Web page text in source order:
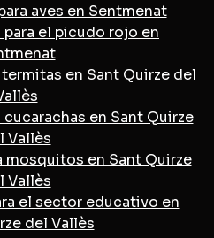
aves en Sentmenat
el picudo rojo en
en Sant Quirze del
en Sant Quirze
Vallès
mosquitos en Sant Quirze
Vallès
el sector educativo en
del Vallès